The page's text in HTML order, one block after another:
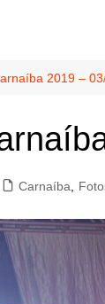
2019 –
Carnaíba